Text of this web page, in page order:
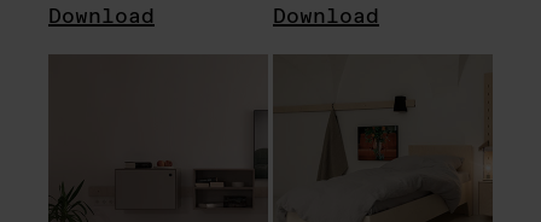
Download Download